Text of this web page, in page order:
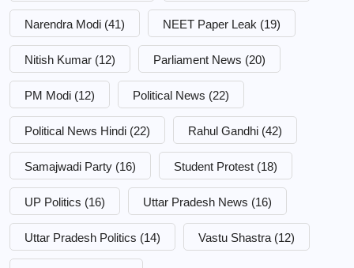
Narendra Modi (41) NEET Paper Leak (19)
Nitish Kumar (12) Parliament News (20)
PM Modi (12) Political News (22)
Political News Hindi (22) Rahul Gandhi (42)
Samajwadi Party (16) Student Protest (18)
UP Politics (16) Uttar Pradesh News (16)
Uttar Pradesh Politics (14) Vastu Shastra (12)